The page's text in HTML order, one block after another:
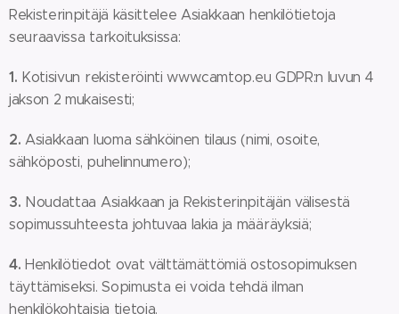
Rekisterinpitäjä käsittelee Asiakkaan henkilötietoja
seuraavissa tarkoituksissa:
1. Kotisivun rekisteröinti www.camtop.eu GDPR:n luvun 4
jakson 2 mukaisesti;
2.Asiakkaan luoma sähköinen tilaus (nimi, osoite,
sähköposti, puhelinnumero);
3. Noudattaa Asiakkaan ja Rekisterinpitäjän välisestä
sopimussuhteesta johtuvaa lakia ja määräyksiä;
4.Henkilötiedot ovat välttämättömiä ostosopimuksen
täyttämiseksi. Sopimusta ei voida tehdä ilman
henkilökohtaisia tietoja.